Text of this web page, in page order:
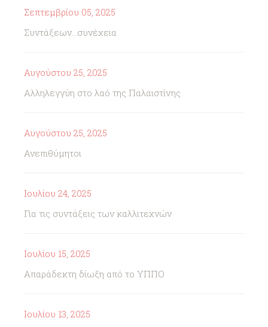
Σεπτεμβρίου 05, 2025
Συντάξεων...συνέχεια
Αυγούστου 25, 2025
Αλληλεγγύη στο λαό της Παλαιστίνης
Αυγούστου 25, 2025
Ανεπιθύμητοι
Ιουλίου 24, 2025
Για τις συντάξεις των καλλιτεχνών
Ιουλίου 15, 2025
Απαράδεκτη δίωξη από το ΥΠΠΟ
Ιουλίου 13, 2025